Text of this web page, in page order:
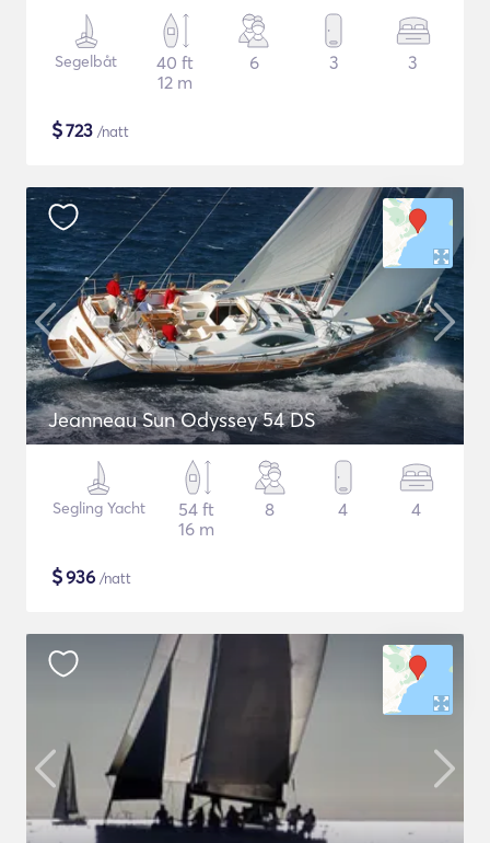
Segelbåt
40 ft
12 m
6 3 3
$723 /natt
Jeanneau Sun Odyssey 54 DS
Segling Yacht
54 ft
16 m
8 4 4
$936 /natt